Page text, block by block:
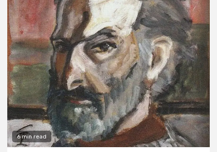
6 min read